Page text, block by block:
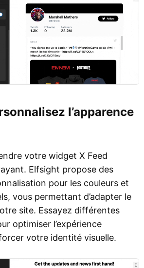
l’apparence
votre widget X Feed
Elfsight propose des
pour les couleurs et
vous permettant d’adapter le
site. Essayez différentes
optimiser l’expérience
votre identité visuelle.